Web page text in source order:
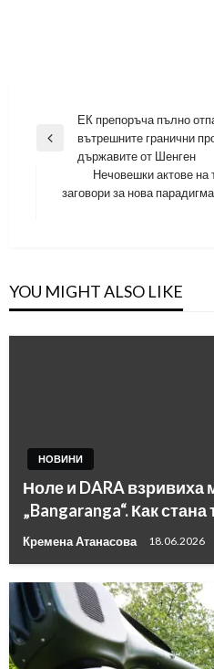
Навигация
Previous
ЕК препоръча пълно
вътрешните гранични
държавите от Шенген
Next
Нечовешки актове
заговори за нова
YOU MIGHT ALSO LIKE
НОВИНИ
Ноле и DARA взривиха
„Bangaranga“. Как стана
Кремена Атанасова 18.06.2026